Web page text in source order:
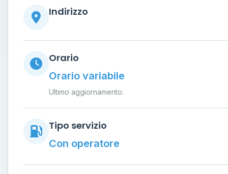
Indirizzo
Orario
Orario variabile
Ultimo aggiornamento:
Tipo servizio
Con operatore